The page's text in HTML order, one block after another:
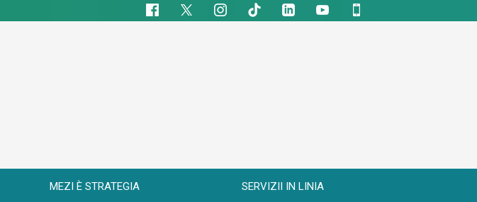
MEZI È STRATEGIA SERVIZII IN LINIA